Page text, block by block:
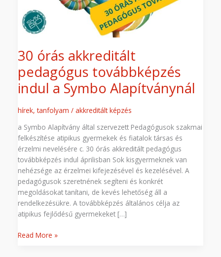
30 órás akkreditált
pedagógus továbbképzés
indul a Symbo Alapítványnál
hírek,tanfolyam /akkreditált képzés
a Symbo Alapítvány által szervezett Pedagógusok szakmai
felkészítése atipikus gyermekek és fiatalok társas és
érzelmi nevelésére c. 30 órás akkreditált pedagógus
továbbképzés indul áprilisban Sok kisgyermeknek van
nehézsége az érzelmei kifejezésével és kezelésével. A
pedagógusok szeretnének segíteni és konkrét
megoldásokat tanítani, de kevés lehetőség áll a
rendelkezésükre. A továbbképzés általános célja az
atipikus fejlődésű gyermekeket […]
Read More »